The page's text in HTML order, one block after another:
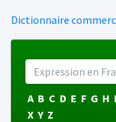
Dictionnaire
A B C D E F G H I
X Y Z